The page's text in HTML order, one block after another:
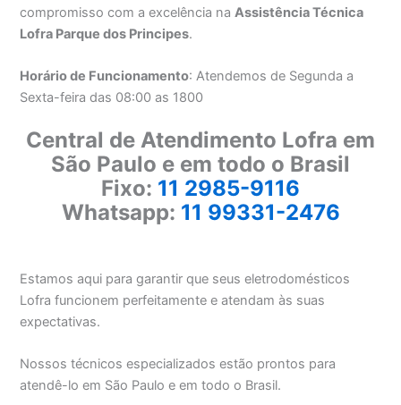
compromisso com a excelência naAssistência Técnica
Lofra Parque dos Principes.
Horário de Funcionamento: Atendemos de Segunda a
Sexta-feira das 08:00 as 1800
Central de Atendimento Lofra em
São Paulo e em todo o Brasil
Fixo: 11 2985-9116
Whatsapp: 11 99331-2476
Estamos aqui para garantir que seus eletrodomésticos
Lofra funcionem perfeitamente e atendam às suas
expectativas.
Nossos técnicos especializados estão prontos para
atendê-lo em São Paulo e em todo o Brasil.